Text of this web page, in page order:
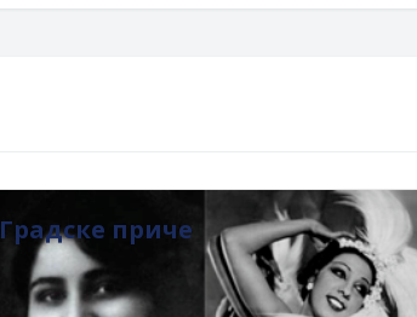
Градске приче